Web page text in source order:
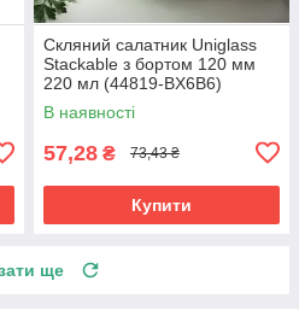
Скляний салатник Uniglass
Stackable з бортом 120 мм
220 мл (44819-BX6В6)
В наявності
57,28 ₴ 73,43 ₴
Купити
ще